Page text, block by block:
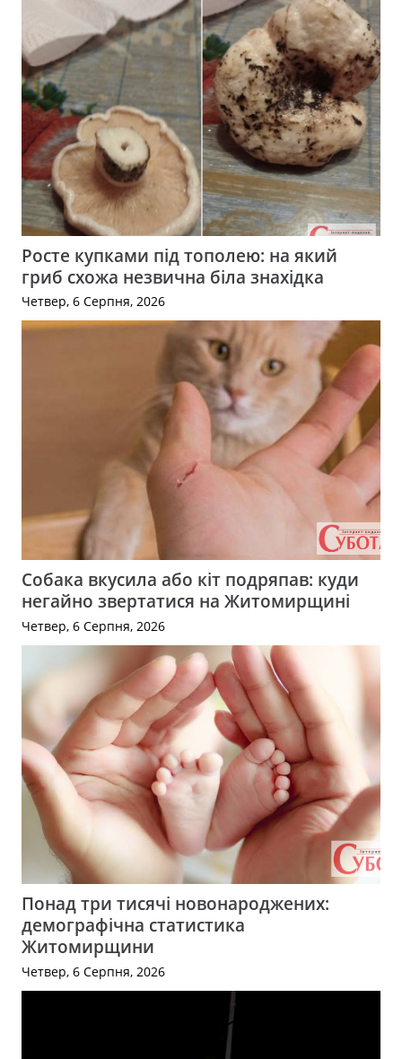
Росте купками під тополею: на який
гриб схожа незвична біла знахідка
Четвер, 6 Серпня, 2026
Собака вкусила або кіт подряпав: куди
негайно звертатися на Житомирщині
Четвер, 6 Серпня, 2026
Понад три тисячі новонароджених:
демографічна статистика
Житомирщини
Четвер, 6 Серпня, 2026